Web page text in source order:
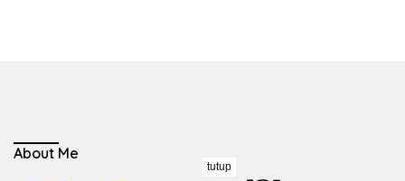
About Me
tutup